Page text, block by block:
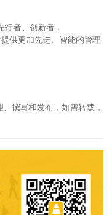
者、创新者，
供更加先进、智能的管理
撰写和发布，如需转载，